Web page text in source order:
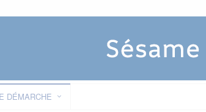
DÉMARCHE